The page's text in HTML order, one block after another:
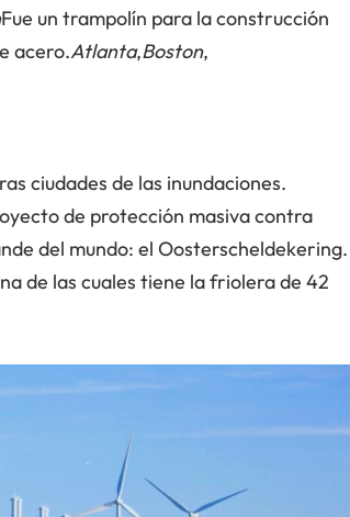
Fue un trampolín para la construcción
acero.Atlanta,Boston,
ciudades de las inundaciones.
de protección masiva contra
del mundo: el Oosterscheldekering.
de las cuales tiene la friolera de 42